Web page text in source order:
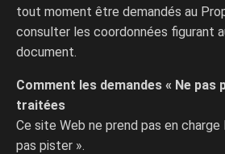
tout moment être demandés au
consulter les coordonnées figurant
document.
Comment les demandes « Ne pas
traitées
Ce site Web ne prend pas en charge
pas pister ».